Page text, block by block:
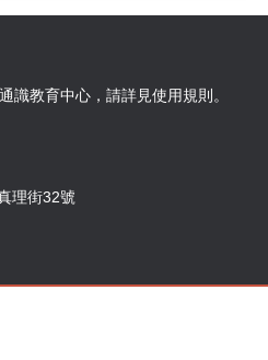
識教育中心，請詳見使用規則。
理街32號